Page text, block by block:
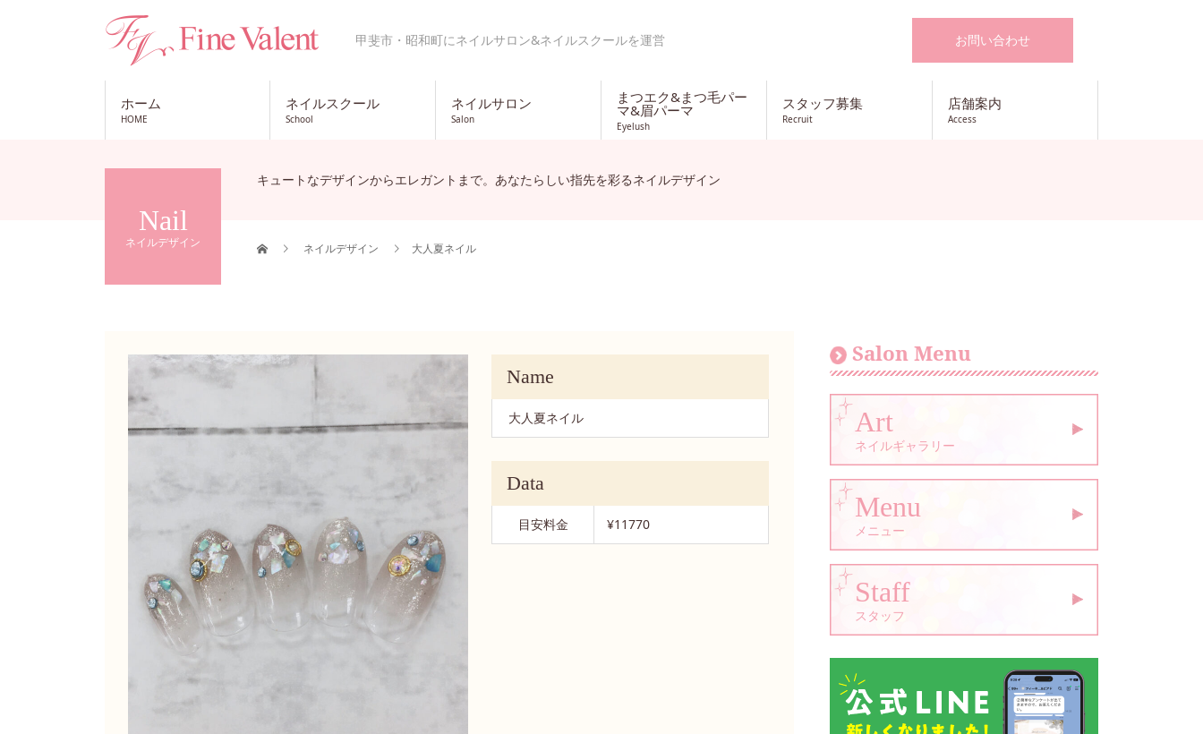
甲斐市・昭和町にネイルサロン&ネイルスクールを運営 お問い合わせ
ホーム
HOME
ネイルスクール
School
ネイルサロン
Salon
まつエク&まつ毛パー
マ&眉パーマ
Eyelush
スタッフ募集
Recruit
店舗案内
Access
Nail
ネイルデザイン
キュートなデザインからエレガントまで。あなたらしい指先を彩るネイルデザイン
ネイルデザイン 大人夏ネイル
Name
大人夏ネイル
Data
目安料金 ¥11770
Salon Menu
Art
ネイルギャラリー
Menu
メニュー
Staff
スタッフ